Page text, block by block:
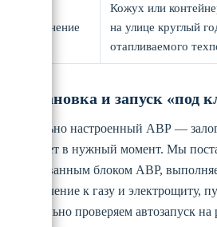
Исполнение
Кожух или
на улице круглый
отапливаемого
Установка и запуск «под
Правильно настроенный АВР — залог
сработает в нужный момент. Мы
согласованным блоком АВР,
подключение к газу и электрощиту,
обязательно проверяем автозапуск